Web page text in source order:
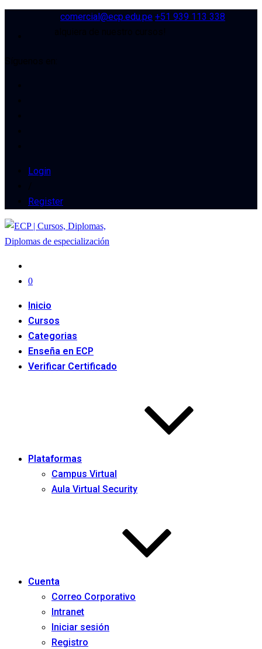
comercial@ecp.edu.pe +51 939 113 338
Login
Register
0
Inicio
Cursos
Categorias
Enseña en ECP
Verificar Certificado
Plataformas
Campus Virtual
Aula Virtual Security
Cuenta
Correo Corporativo
Intranet
Iniciar sesión
Registro